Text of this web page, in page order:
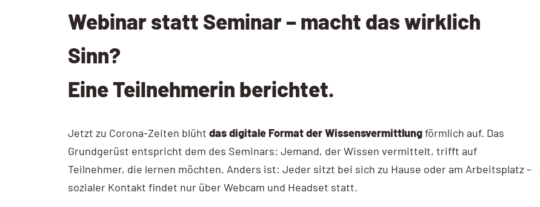
AI / KI Wissen
Search vs Chatbot
Data Studio
Webinar statt Seminar – macht das wirklich
Sinn?
Eine Teilnehmerin berichtet.
Jetzt zu Corona-Zeiten blüht das digitale Format der Wissensvermittlungförmlich auf. Das
Grundgerüst entspricht dem des Seminars: Jemand, der Wissen vermittelt, trifft auf
Teilnehmer, die lernen möchten. Anders ist: Jeder sitzt bei sich zu Hause oder am Arbeitsplatz –
sozialer Kontakt findet nur über Webcam und Headset statt.